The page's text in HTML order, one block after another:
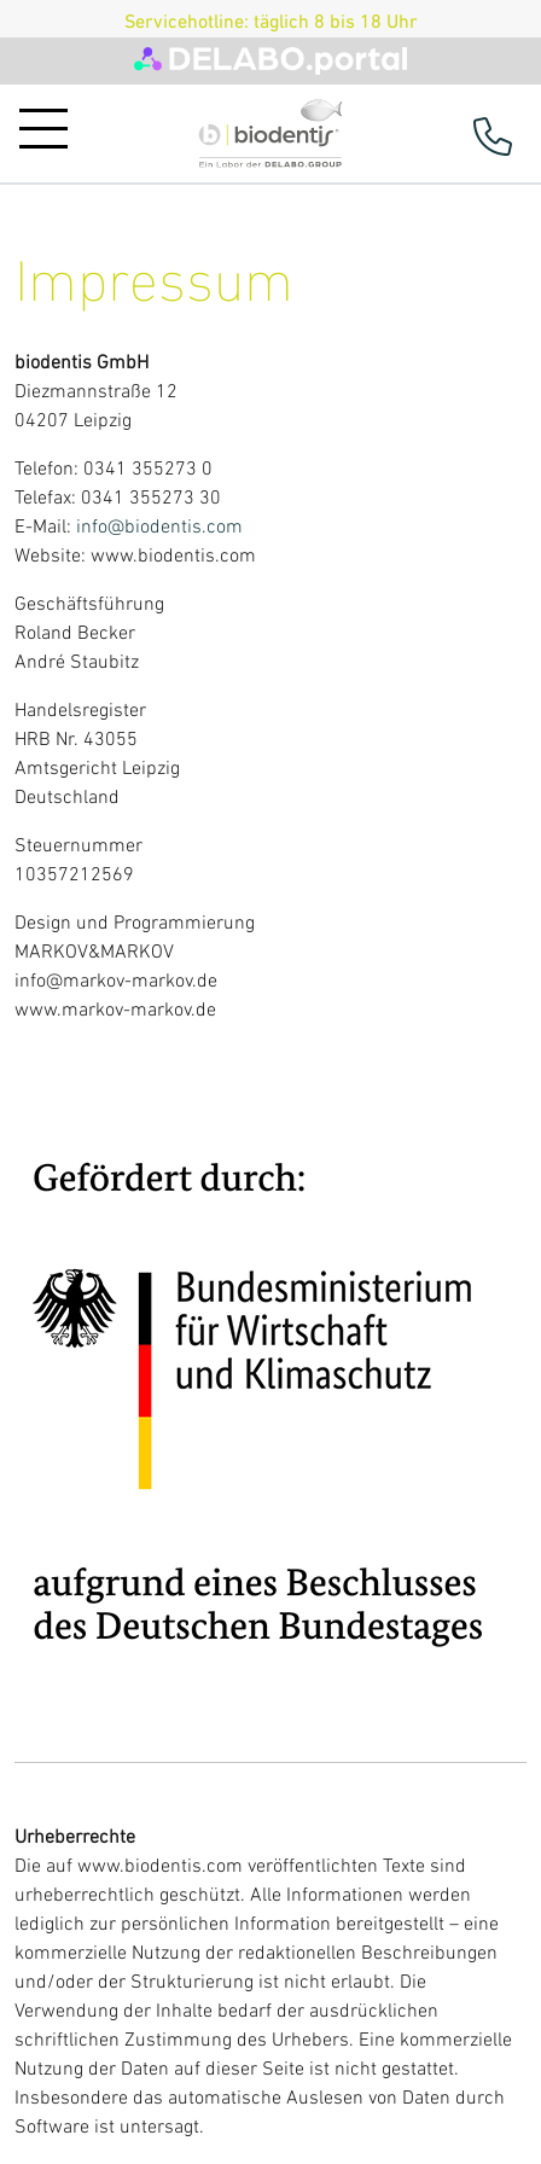
Servicehotline: täglich 8 bis 18 Uhr
Prothetik
Implantatprothetik
Schienen
Provisorien
Retainer
Aktionen und Angebote
Downloadcenter
Zahnärztlicher Service
Klinisches Training
DELABO.portal
Implantatplanung
Unsere Partner
Karriere
Datenschutzerklärung
Impressum
biodentis GmbH
Diezmannstraße 12
04207 Leipzig
Telefon: 0341 355273 0
Telefax: 0341 355273 30
E-Mail: info@biodentis.com
Website: www.biodentis.com
Geschäftsführung
Roland Becker
André Staubitz
Handelsregister
HRB Nr. 43055
Amtsgericht Leipzig
Deutschland
Steuernummer
10357212569
Design und Programmierung
MARKOV&MARKOV
info@markov-markov.de
www.markov-markov.de
Urheberrechte
Die auf www.biodentis.com veröffentlichten Texte sind
urheberrechtlich geschützt. Alle Informationen werden
lediglich zur persönlichen Information bereitgestellt – eine
kommerzielle Nutzung der redaktionellen Beschreibungen
und/oder der Strukturierung ist nicht erlaubt. Die
Verwendung der Inhalte bedarf der ausdrücklichen
schriftlichen Zustimmung des Urhebers. Eine kommerzielle
Nutzung der Daten auf dieser Seite ist nicht gestattet.
Insbesondere das automatische Auslesen von Daten durch
Software ist untersagt.